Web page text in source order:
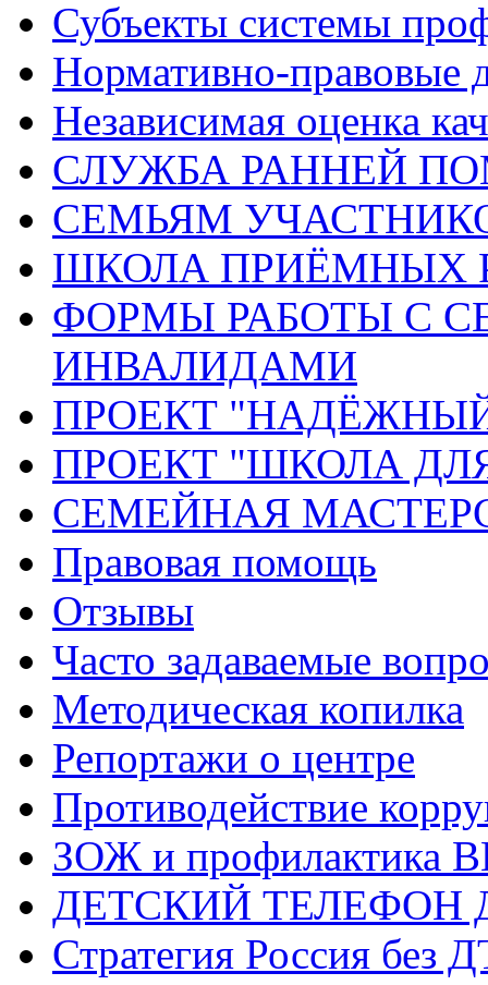
Субъекты системы
Нормативно-правовые
Независимая оценка
СЛУЖБА РАННЕЙ
СЕМЬЯМ
ШКОЛА ПРИЁМНЫХ
ФОРМЫ РАБОТЫ С
ИНВАЛИДАМИ
ПРОЕКТ
ПРОЕКТ "ШКОЛА
СЕМЕЙНАЯ
Правовая помощь
Отзывы
Часто задаваемые
Методическая копилка
Репортажи о центре
Противодействие
ЗОЖ и профилактика
ДЕТСКИЙ ТЕЛЕФОН
Стратегия Россия без